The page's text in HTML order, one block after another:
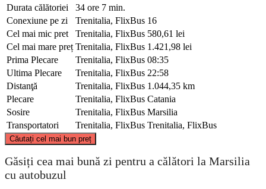
Durata călătoriei
34 ore 7 min.
Conexiune pe zi
Trenitalia, FlixBus 16
Cel mai mic pret
Trenitalia, FlixBus 580,61 lei
Cel mai mare preț Trenitalia, FlixBus 1.421,98 lei
Prima Plecare
Trenitalia, FlixBus 08:35
Ultima Plecare
Trenitalia, FlixBus 22:58
Distanţă
Trenitalia, FlixBus 1.044,35 km
Plecare
Trenitalia, FlixBus Catania
Sosire
Trenitalia, FlixBus Marsilia
Transportatori
Trenitalia, FlixBus Trenitalia, FlixBus
Căutați cel mai bun preț
©CARTO, ©OpenStreetMapcontributors
Găsiți cea mai bună zi pentru a călători la Marsilia
cu autobuzul